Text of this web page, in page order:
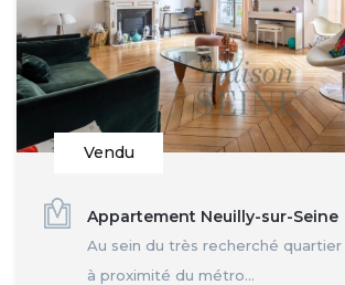
Vendu
Appartement Neuilly-sur-Seine
Au sein du très recherché quartier
à proximité du métro...